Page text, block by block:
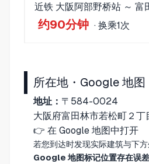
近铁 大阪阿部野桥站 ～ 富
约90分钟 · 换乘1次
所在地・Google 地图
地址： 〒584-0024
大阪府富田林市若松町２丁
👉 在 Google 地图中打开
若您到达时发现实际建筑与下方
Google 地图标记位置存在误差